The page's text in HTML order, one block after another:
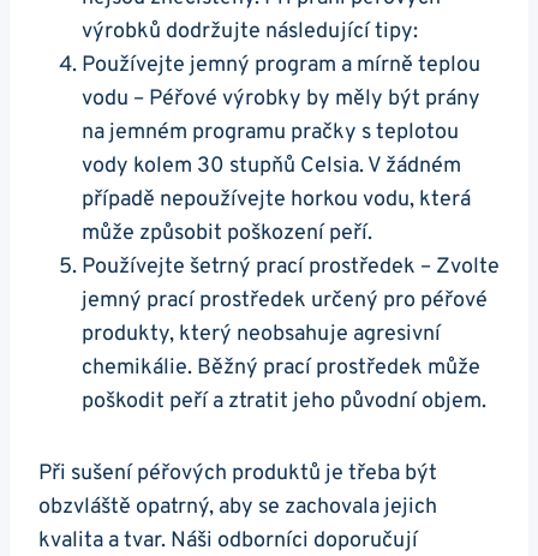
výrobků dodržujte následující tipy:
Používejte jemný program a mírně teplou
vodu – Péřové výrobky by měly být prány
na jemném programu pračky s teplotou
vody kolem 30 stupňů Celsia. V žádném
případě nepoužívejte horkou vodu, která
může způsobit poškození peří.
Používejte šetrný prací prostředek – Zvolte
jemný prací prostředek určený pro péřové
produkty, který neobsahuje agresivní
chemikálie. Běžný prací prostředek může
poškodit peří a ztratit jeho původní objem.
Při sušení péřových produktů je třeba být
obzvláště opatrný, aby se zachovala jejich
kvalita a tvar. Náši odborníci doporučují